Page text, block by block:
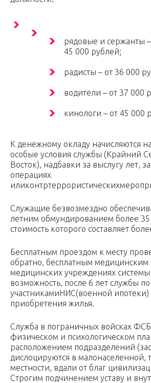
рядовые и сержанты
45 000 рублей;
радисты – от 36 000
водители – от 37 000
кинологи – от 45 000
К денежному окладу начисляются
особые условия службы (Крайний
Восток), надбавки за выслугу лет,
операциях
Служащие безвозмездно
летним обмундированием более
стоимость которого составляет
Бесплатным проездом к месту
обратно, бесплатным
медицинских учреждениях
возможность, после 6 лет службы по
участникамиНИС(военной ипотеки)
приобретения жилья.
Служба в пограничных войсках
физическом и психологическом
расположением подразделений
дислоцируются в малонаселенной,
местности, вдали от благ
Строгим подчинением уставу и